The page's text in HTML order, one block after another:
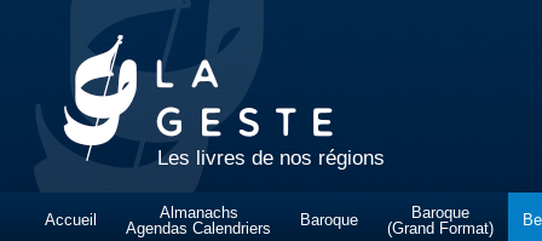
Les livres de nos régions
Accueil
Almanachs
Agendas Calendriers
Baroque
Baroque
(Grand Format)